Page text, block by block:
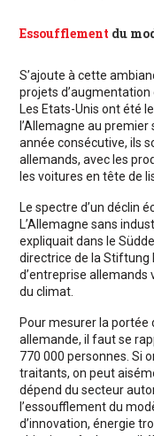
Essoufflement du
S’ajoute à cette
projets
Les Etats-Unis ont été
l’Allemagne au
année consécutive, ils
allemands, avec les
les voitures en tête de
Le spectre d’un déclin
L’Allemagne sans
expliquait dans le
directrice de la
d’entreprise
du climat.
Pour mesurer la portée
allemande, il faut se
770 000 personnes. Si
traitants, on peut
dépend du secteur
l’essoufflement du
d’innovation, énergie